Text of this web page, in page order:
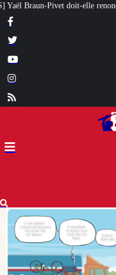
à son projet architectural ?